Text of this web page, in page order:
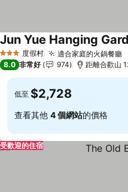
3 星級 度假村 適合家庭的火鍋餐廳
Jun Yue Hanging
8.0 非常好 974 距離合歡山
低至 $2,728
查看其他 4 個網站的價格
受歡迎的住宿